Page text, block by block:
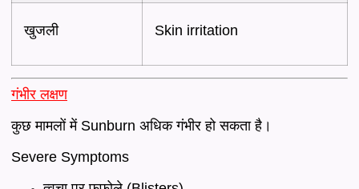
खुजली Skin irritation
गंभीर लक्षण
कुछ मामलों में Sunburn अधिक गंभीर हो सकता है।
Severe Symptoms